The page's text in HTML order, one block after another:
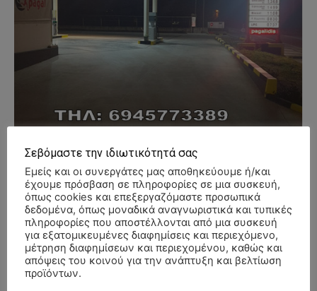
- Advertisment -
Σεβόμαστε την ιδιωτικότητά σας
Εμείς και οι συνεργάτες μας αποθηκεύουμε ή/και
έχουμε πρόσβαση σε πληροφορίες σε μια συσκευή,
όπως cookies και επεξεργαζόμαστε προσωπικά
δεδομένα, όπως μοναδικά αναγνωριστικά και τυπικές
πληροφορίες που αποστέλλονται από μια συσκευή
για εξατομικευμένες διαφημίσεις και περιεχόμενο,
μέτρηση διαφημίσεων και περιεχομένου, καθώς και
απόψεις του κοινού για την ανάπτυξη και βελτίωση
προϊόντων.